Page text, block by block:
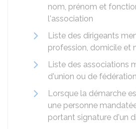
nom, prénom et
l'association
Liste des dirigeants
profession, domicile et
Liste des associations
d'union ou de
Lorsque la démarche
une personne
portant signature d'un